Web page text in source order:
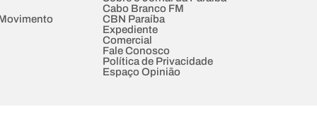
Cabo Branco FM
CBN Paraíba
Expediente
Comercial
Fale Conosco
Política de Privacidade
Espaço Opinião